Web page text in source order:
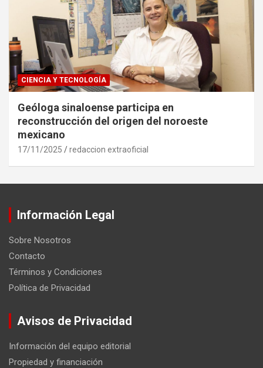
CIENCIA Y TECNOLOGÍA
Geóloga sinaloense participa en
reconstrucción del origen del noroeste
mexicano
17/11/2025 redaccion extraoficial
Información Legal
Sobre Nosotros
Contacto
Términos y Condiciones
Política de Privacidad
Avisos de Privacidad
Información del equipo editorial
Propiedad y financiación